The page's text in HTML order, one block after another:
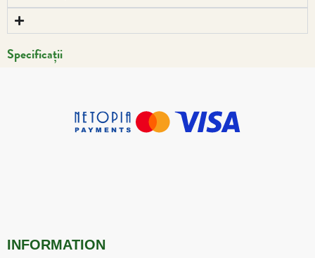
Specificații
INFORMATION